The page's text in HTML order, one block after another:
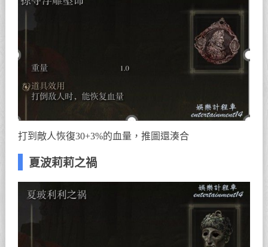
打到敵人恢復30+3%的血量，推圖還湊合
夏波莉莉之禍